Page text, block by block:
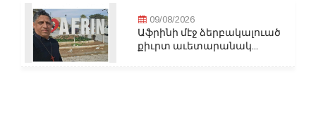
09/08/2026
Աֆրինի մէջ ձերբակալուած
քիւրտ աւետարանակ...